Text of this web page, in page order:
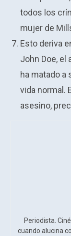
todos los
mujer de
Esto deriva
John Doe, el
ha matado a
vida normal.
asesino,
Periodista.
cuando alucina